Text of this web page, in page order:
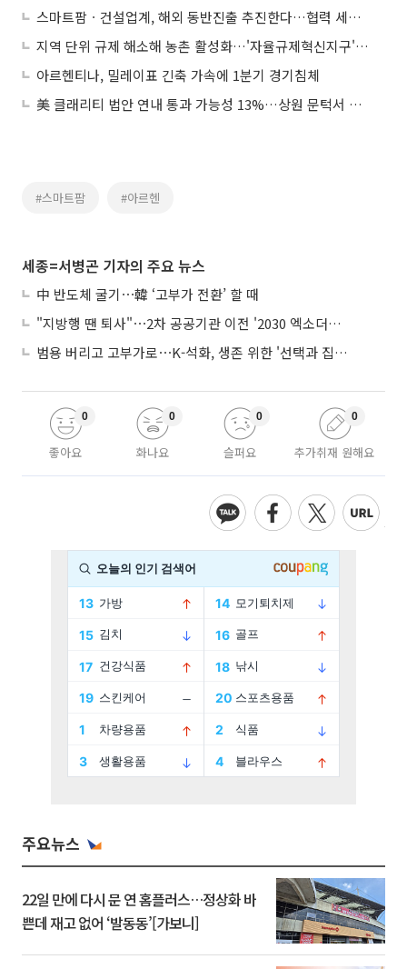
스마트팜ㆍ건설업계, 해외 동반진출 추진한다…협력 세미나 개최
지역 단위 규제 해소해 농촌 활성화…'자율규제혁신지구' 도입
아르헨티나, 밀레이표 긴축 가속에 1분기 경기침체
美 클래리티 법안 연내 통과 가능성 13%…상원 문턱서 제동
#스마트팜 #아르헨
세종=서병곤 기자의 주요 뉴스
中 반도체 굴기⋯韓 ‘고부가 전환’ 할 때
"지방행 땐 퇴사"⋯2차 공공기관 이전 '2030 엑소더스' 뇌관
범용 버리고 고부가로⋯K-석화, 생존 위한 '선택과 집중'
좋아요
0
화나요
0
슬퍼요
0
추가취재 원해요
0
주요뉴스
22일 만에 다시 문 연 홈플러스…정상화 바
쁜데 재고 없어 ‘발동동’[가보니]